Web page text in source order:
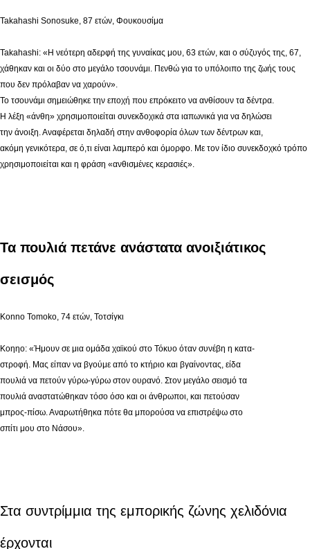
Takahashi Sonosuke, 87 ετών, Φουκουσίμα
Takahashi: «Η νεότερη αδερφή της γυναίκας μου, 63 ετών, και ο σύζυγός της, 67,
χάθηκαν και οι δύο στο μεγάλο τσουνάμι. Πενθώ για το υπόλοιπο της ζωής τους
που δεν πρόλαβαν να χαρούν».
Το τσουνάμι σημειώθηκε την εποχή που επρόκειτο να ανθίσουν τα δέντρα.
Η λέξη «άνθη» χρησιμοποιείται συνεκδοχικά στα ιαπωνικά για να δηλώσει
την άνοιξη. Αναφέρεται δηλαδή στην ανθοφορία όλων των δέντρων και,
ακόμη γενικότερα, σε ό,τι είναι λαμπερό και όμορφο. Με τον ίδιο συνεκδοχκό τρόπο
χρησιμοποιείται και η φράση «ανθισμένες κερασιές».
Τα πουλιά πετάνε ανάστατα ανοιξιάτικος
σεισμός
Konno Tomoko, 74 ετών, Τοτσίγκι
Κοηηο: «Ήμουν σε μια ομάδα χαϊκού στο Τόκυο όταν συνέβη η κατα-
στροφή. Μας είπαν να βγούμε από το κτήριο και βγαίνοντας, είδα
πουλιά να πετούν γύρω-γύρω στον ουρανό. Στον μεγάλο σεισμό τα
πουλιά αναστατώθηκαν τόσο όσο και οι άνθρωποι, και πετούσαν
μπρος-πίσω. Αναρωτήθηκα πότε θα μπορούσα να επιστρέψω στο
σπίτι μου στο Νάσου».
Στα συντρίμμια της εμπορικής ζώνης χελιδόνια
έρχονται